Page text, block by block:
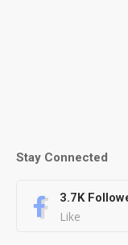
Stay Connected
3.7K
Like